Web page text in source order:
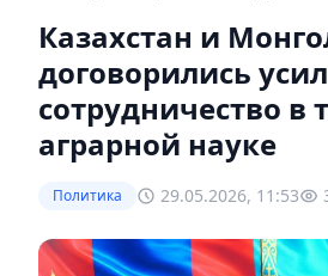
Казахстан и
договорились
сотрудничество в
аграрной науке
Политика 29.05.2026, 11:53